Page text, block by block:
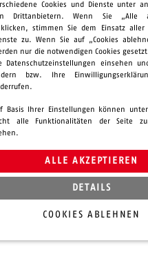
Datenschutz
Cookies und Dienste unter
Drittanbietern. Wenn Sie „Alle
stimmen Sie dem Einsatz aller
zu. Wenn Sie auf „Cookies
nur die notwendigen Cookies
Datenschutzeinstellungen einsehen
bzw. Ihre
Basis Ihrer Einstellungen können
alle Funktionalitäten der Seite
ALLE AKZEPTIEREN
DETAILS
COOKIES ABLEHNEN